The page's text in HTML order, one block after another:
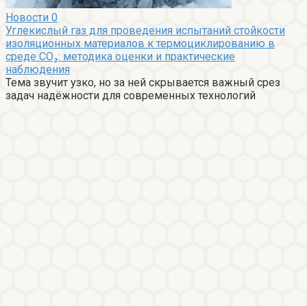
Новости 0
Углекислый газ для проведения испытаний стойкости
изоляционных материалов к термоциклированию в
среде CO₂: методика оценки и практические
наблюдения
Тема звучит узко, но за ней скрывается важный срез
задач надёжности для современных технологий